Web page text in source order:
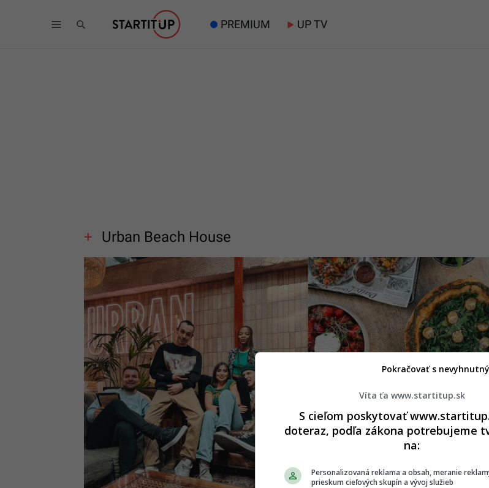
PREMIUM UP TV
Urban Beach House
Víta ťa www.startitup.sk
S cieľom poskytovať
doteraz, podľa zákona potrebujeme
na:
Personalizovaná reklama a obsah, meranie
prieskum cieľových skupín a vývoj služieb
Pokračovať s